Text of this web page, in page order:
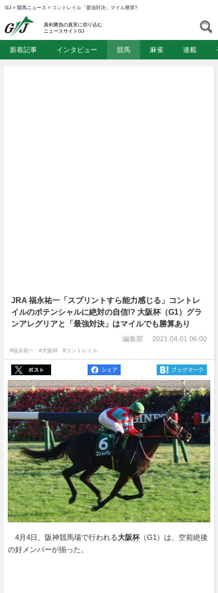
GJ > 競馬ニュース > コントレイル「最強対決」マイル勝算?
真剣勝負の真実に切り込む
ニュースサイトGJ
新着記事 インタビュー 競馬 麻雀 連載
JRA 福永祐一「スプリントすら能力感じる」コントレ
イルのポテンシャルに絶対の自信!? 大阪杯（G1）グラ
ンアレグリアと「最強対決」はマイルでも勝算あり
編集部 2021.04.01 06:00
#福永祐一 #大阪杯 #コントレイル
4月4日、阪神競馬場で行われる大阪杯（G1）は、空前絶後
の好メンバーが揃った。